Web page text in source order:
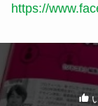
https://